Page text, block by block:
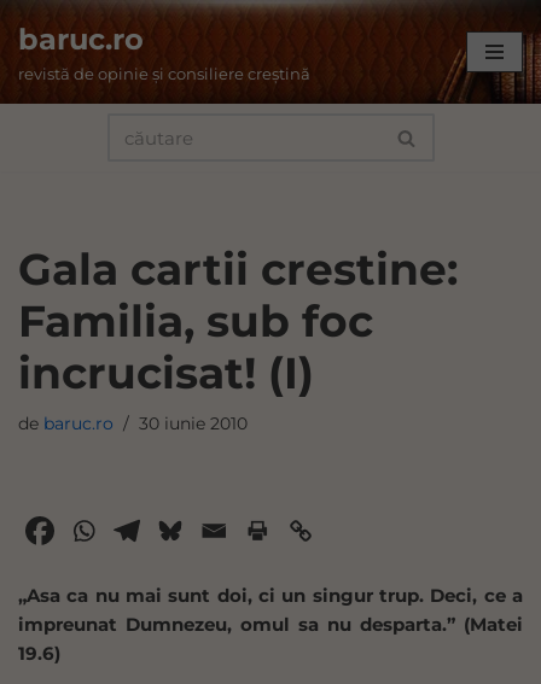
Sari
baruc.ro
revistă de opinie și consiliere creștină
Gala cartii crestine:
Familia, sub foc
incrucisat! (I)
de baruc.ro 30 iunie 2010
„Asa ca nu mai sunt doi, ci un singur trup. Deci, ce a
impreunat Dumnezeu, omul sa nu desparta.” (Matei
19.6)